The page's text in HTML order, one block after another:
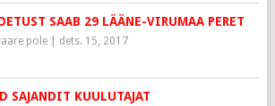
SAAB 29 LÄÄNE-VIRUMAA PERET
pole| dets. 15, 2017
SAJANDIT KUULUTAJAT